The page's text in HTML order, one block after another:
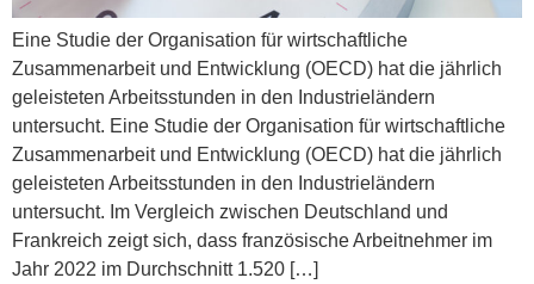
Eine Studie der Organisation für wirtschaftliche
Zusammenarbeit und Entwicklung (OECD) hat die jährlich
geleisteten Arbeitsstunden in den Industrieländern
untersucht. Eine Studie der Organisation für wirtschaftliche
Zusammenarbeit und Entwicklung (OECD) hat die jährlich
geleisteten Arbeitsstunden in den Industrieländern
untersucht. Im Vergleich zwischen Deutschland und
Frankreich zeigt sich, dass französische Arbeitnehmer im
Jahr 2022 im Durchschnitt 1.520 […]